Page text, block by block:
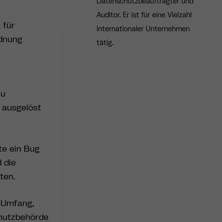
für
ein Bug
die
Auditor. Er ist für eine Vielzahl
internationaler Unternehmen
tätig.